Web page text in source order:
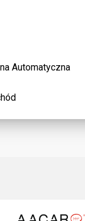
Automatyczna